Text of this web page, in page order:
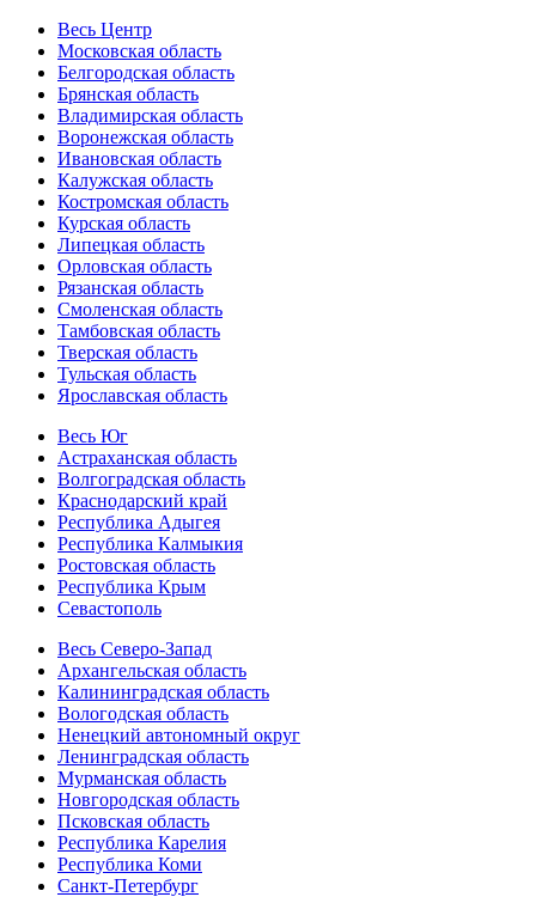
Весь Центр
Московская область
Белгородская область
Брянская область
Владимирская область
Воронежская область
Ивановская область
Калужская область
Костромская область
Курская область
Липецкая область
Орловская область
Рязанская область
Смоленская область
Тамбовская область
Тверская область
Тульская область
Ярославская область
Весь Юг
Астраханская область
Волгоградская область
Краснодарский край
Республика Адыгея
Республика Калмыкия
Ростовская область
Республика Крым
Севастополь
Весь Северо-Запад
Архангельская область
Калининградская область
Вологодская область
Ненецкий автономный округ
Ленинградская область
Мурманская область
Новгородская область
Псковская область
Республика Карелия
Республика Коми
Санкт-Петербург